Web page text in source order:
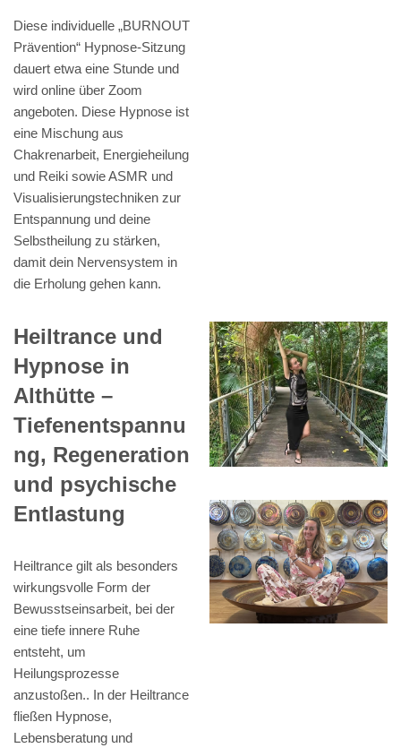
Diese individuelle „BURNOUT
Prävention“ Hypnose-Sitzung
dauert etwa eine Stunde und
wird online über Zoom
angeboten. Diese Hypnose ist
eine Mischung aus
Chakrenarbeit, Energieheilung
und Reiki sowie ASMR und
Visualisierungstechniken zur
Entspannung und deine
Selbstheilung zu stärken,
damit dein Nervensystem in
die Erholung gehen kann.
Heiltrance und
Hypnose in
Althütte –
Tiefenentspannu
ng, Regeneration
und psychische
Entlastung
Heiltrance gilt als besonders
wirkungsvolle Form der
Bewusstseinsarbeit, bei der
eine tiefe innere Ruhe
entsteht, um
Heilungsprozesse
anzustoßen.. In der Heiltrance
fließen Hypnose,
Lebensberatung und